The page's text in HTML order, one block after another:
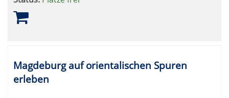
Magdeburg auf orientalischen Spuren
erleben